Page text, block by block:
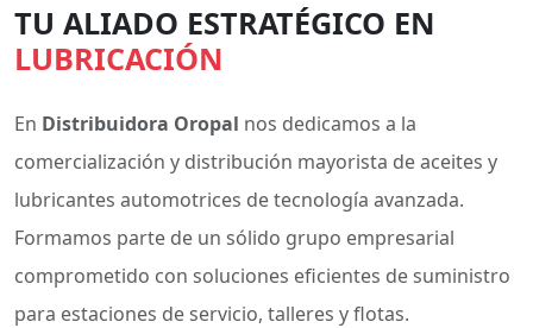
TU ALIADO ESTRATÉGICO EN
LUBRICACIÓN
En Distribuidora Oropal nos dedicamos a la
comercialización y distribución mayorista de aceites y
lubricantes automotrices de tecnología avanzada.
Formamos parte de un sólido grupo empresarial
comprometido con soluciones eficientes de suministro
para estaciones de servicio, talleres y flotas.